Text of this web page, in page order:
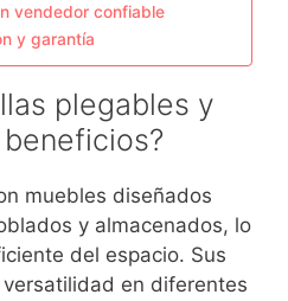
vendedor confiable
y garantía
plegables y
muebles diseñados
y almacenados, lo
del espacio. Sus
en diferentes